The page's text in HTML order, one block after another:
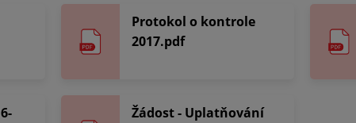
Protokol o kontrole
2017.pdf
Žádost - Uplatňování